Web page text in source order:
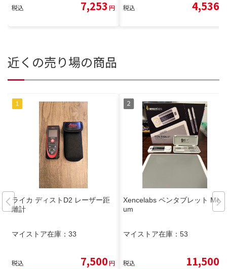
税込 7,253 円 税込 4,536
近くの売り場の商品
ライカ ディストD2 レーザー距
離計
マイストア在庫： 33
税込 7,500円
Xencelabs ペンタブレット Medi
um
マイストア在庫： 53
税込 11,500